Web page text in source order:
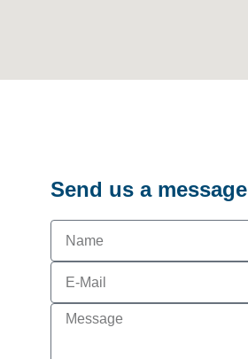
Send us a message
Name
Mail
Message